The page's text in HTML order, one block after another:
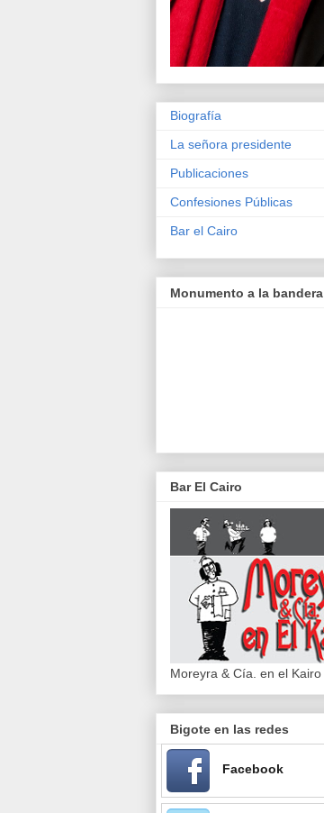
Biografía
La señora presidente
Publicaciones
Confesiones Públicas
Bar el Cairo
Monumento a la bandera
Bar El Cairo
Moreyra & Cía. en el Kairo
Bigote en las redes
Facebook